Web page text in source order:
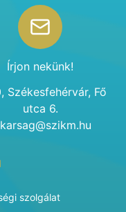
Írjon nekünk!
Székesfehérvár, Fő
utca 6.
szolgálat